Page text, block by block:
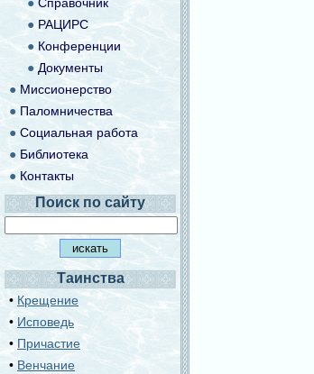
● РАЦИРС
● Конференции
● Документы
●Миссионерство
● Паломничества
●Социальная работа
● Библиотека
● Контакты
Поиск по сайту
Таинства
• Крещение
• Исповедь
• Причастие
• Венчание